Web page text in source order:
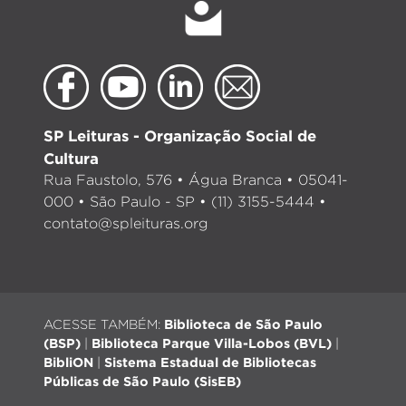
SP Leituras - Organização Social de
Cultura
Rua Faustolo, 576 • Água Branca • 05041-
000 • São Paulo - SP • (11) 3155-5444 •
contato@spleituras.org
ACESSE TAMBÉM: Biblioteca de São Paulo
(BSP)
Biblioteca Parque Villa-Lobos (BVL)
BibliON
Sistema Estadual de Bibliotecas
Públicas de São Paulo (SisEB)